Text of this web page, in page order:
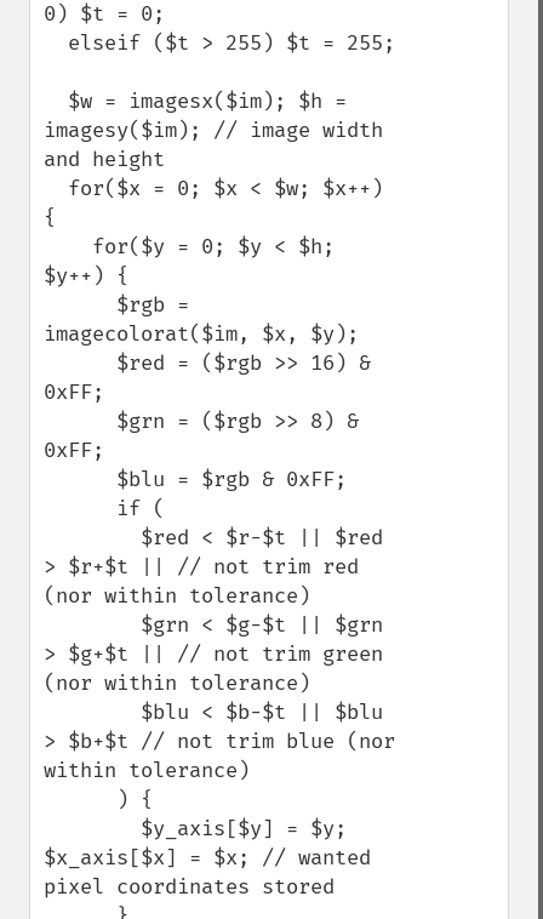
0) $t = 0;
imagesy($im); // image width
and height
{
$y++) {
imagecolorat($im, $x, $y);
0xFF;
0xFF;
> $r+$t || // not trim red
(nor within tolerance)
> $g+$t || // not trim green
(nor within tolerance)
> $b+$t // not trim blue (nor
within tolerance)
$x_axis[$x] = $x; // wanted
pixel coordinates stored